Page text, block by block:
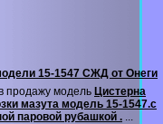
15-1547 СЖД от Онеги
продажу модель Цистерна
мазута модель 15-1547.с
паровой рубашкой . ...